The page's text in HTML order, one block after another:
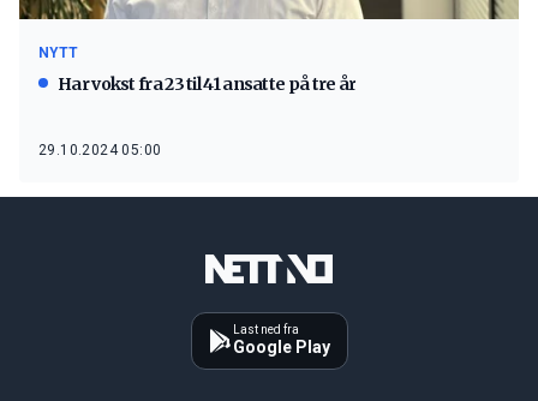
NYTT
Har vokst fra 23 til 41 ansatte på tre år
29.10.2024 05:00
Last ned fra
Google Play